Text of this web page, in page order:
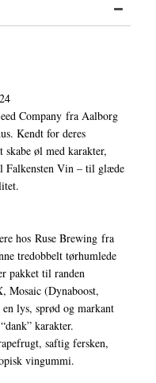
Company fra Aalborg
Kendt for deres
øl med karakter,
Falkensten Vin – til glæde
hos Ruse Brewing fra
tredobbelt tørhumlede
pakket til randen
Mosaic (Dynaboost,
lys, sprød og markant
karakter.
saftig fersken,
vingummi.